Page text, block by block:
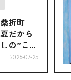
折町｜
だから
の”こお
2026-07-25